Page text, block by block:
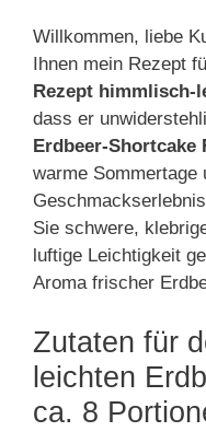
Willkommen, liebe
Ihnen mein Rezept
Rezept himmlisch-
dass er
Erdbeer-Shortcake
warme Sommertage
Sie schwere,
luftige Leichtigkeit
Aroma frischer
Zutaten für
leichten
ca. 8